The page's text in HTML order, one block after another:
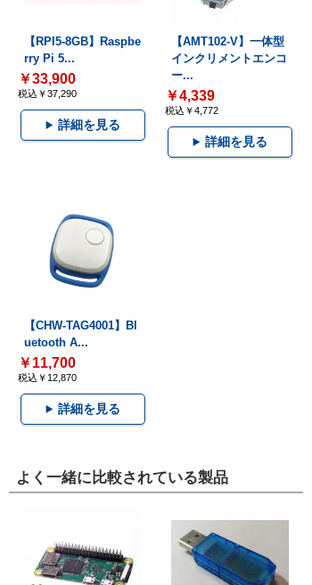
【RPI5-8GB】Raspbe
rry Pi 5...
￥33,900
税込￥37,290
詳細を見る
【AMT102-V】一体型
インクリメントエンコ
ー...
￥4,339
税込￥4,772
詳細を見る
【CHW-TAG4001】Bl
uetooth A...
￥11,700
税込￥12,870
詳細を見る
よく一緒に比較されている製品